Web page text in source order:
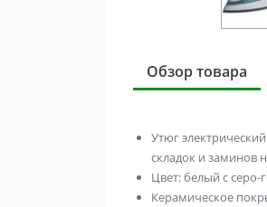
Обзор товара
Утюг
складок и заминов
Цвет: белый с серо-
Керамическое